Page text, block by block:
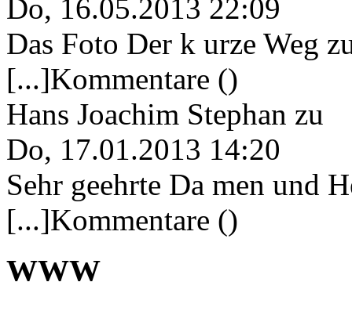
Do, 16.05.2013 22:09
Das Foto Der k urze Weg
[...]Kommentare ()
Hans Joachim Stephan zu
Do, 17.01.2013 14:20
Sehr geehrte Da men und
[...]Kommentare ()
WWW